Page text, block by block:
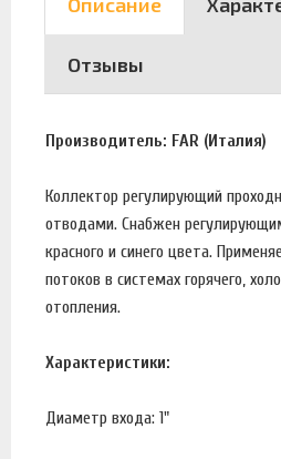
Отзывы
Производитель: FAR (Италия)
Коллектор регулирующий
отводами. Снабжен
красного и синего цвета.
потоков в системах горячего,
отопления.
Характеристики:
Диаметр входа: 1"